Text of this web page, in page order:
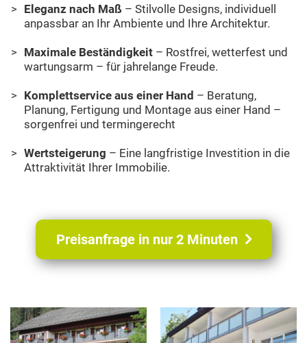
Eleganz nach Maß – Stilvolle Designs, individuell
anpassbar an Ihr Ambiente und Ihre Architektur.
Maximale Beständigkeit – Rostfrei, wetterfest und
wartungsarm – für jahrelange Freude.
Komplettservice aus einer Hand – Beratung,
Planung, Fertigung und Montage aus einer Hand –
sorgenfrei und termingerecht
Wertsteigerung – Eine langfristige Investition in die
Attraktivität Ihrer Immobilie.
Preisanfrage in nur 2 Minuten